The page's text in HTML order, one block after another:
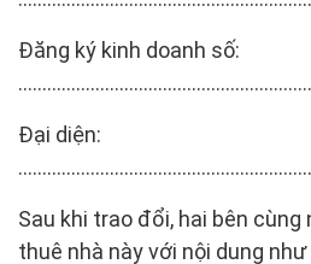
Đăng ký kinh doanh số:
Đại diện:
Sau khi trao đổi, hai bên
thuê nhà này với nội dung như